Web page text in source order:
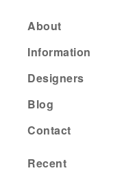
About
Information
Designers
Blog
Contact
Recent